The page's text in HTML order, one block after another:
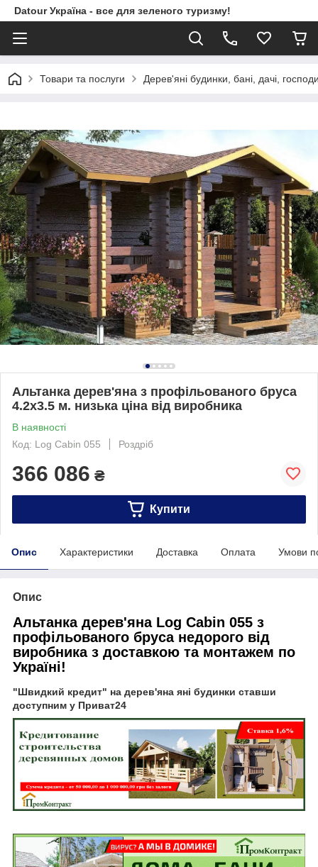
Datour Україна - все для зеленого туризму!
Товари та послуги Дерев'яні будинки, бані, дачі,
Альтанка дерев'яна з профільованого бруса
4.2х3.5 м. низька ціна від виробника
В наявності
Код: Log Cabin 055
Роздріб
366 086 ₴
Купити
Опис Характеристики Доставка Оплата Умови
Опис
Альтанка дерев'яна Log Cabin 055 з
профільованого бруса недорого від
виробника з доставкою та монтажем по
Україні!
"Швидкий кредит" на дерев'яна яні будинки ставши
доступним у Приват24